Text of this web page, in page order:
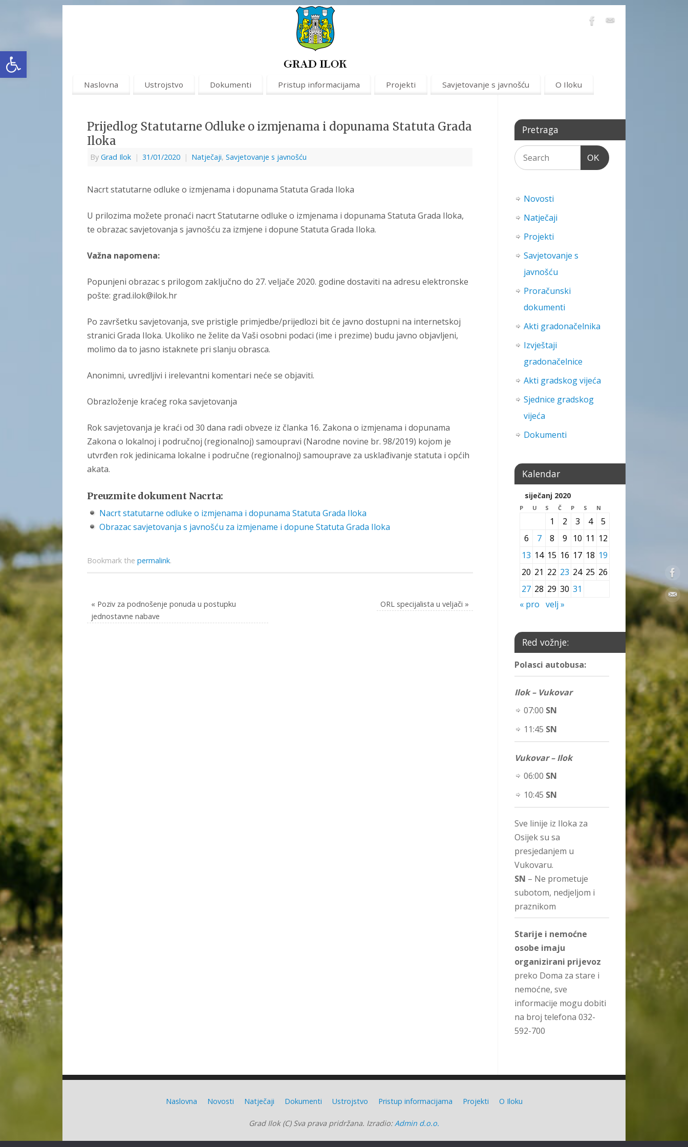
Open toolbar
Naslovna Ustrojstvo Dokumenti Pristup informacijama Projekti Savjetovanje s javnošću O Iloku
Prijedlog Statutarne Odluke o izmjenama i dopunama Statuta Grada
Iloka
By Grad Ilok | 31/01/2020 | Natječaji, Savjetovanje s javnošću
Nacrt statutarne odluke o izmjenama i dopunama Statuta Grada Iloka
U prilozima možete pronaći nacrt Statutarne odluke o izmjenama i dopunama Statuta Grada Iloka,
te obrazac savjetovanja s javnošću za izmjene i dopune Statuta Grada Iloka.
Važna napomena:
Popunjeni obrazac s prilogom zaključno do 27. veljače 2020. godine dostaviti na adresu elektronske
pošte: grad.ilok@ilok.hr
Po završetku savjetovanja, sve pristigle primjedbe/prijedlozi bit će javno dostupni na internetskoj
stranici Grada Iloka. Ukoliko ne želite da Vaši osobni podaci (ime i prezime) budu javno objavljeni,
molimo da to jasno istaknete pri slanju obrasca.
Anonimni, uvredljivi i irelevantni komentari neće se objaviti.
Obrazloženje kraćeg roka savjetovanja
Rok savjetovanja je kraći od 30 dana radi obveze iz članka 16. Zakona o izmjenama i dopunama
Zakona o lokalnoj i područnoj (regionalnoj) samoupravi (Narodne novine br. 98/2019) kojom je
utvrđen rok jedinicama lokalne i područne (regionalnoj) samouprave za usklađivanje statuta i općih
akata.
Preuzmite dokument Nacrta:
Nacrt statutarne odluke o izmjenama i dopunama Statuta Grada Iloka
Obrazac savjetovanja s javnošću za izmjename i dopune Statuta Grada Iloka
Bookmark the permalink.
« Poziv za podnošenje ponuda u postupku
jednostavne nabave
ORL specijalista u veljači »
Pretraga
OK
Novosti
Natječaji
Projekti
Savjetovanje s
javnošću
Proračunski
dokumenti
Akti gradonačelnika
Izvještaji
gradonačelnice
Akti gradskog vijeća
Sjednice gradskog
vijeća
Dokumenti
Kalendar
siječanj 2020
P U S Č P S N
1 2 3 4
5
6
7 8 9 10 11 12
13 14 15 16 17 18 19
20 21 22 23 24 25 26
27 28 29 30 31
« pro velj »
Red vožnje:
Polasci autobusa:
Ilok – Vukovar
07:00 SN
11:45 SN
Vukovar – Ilok
06:00 SN
10:45 SN
Sve linije iz Iloka za
Osijek su sa
presjedanjem u
Vukovaru.
SN – Ne prometuje
subotom, nedjeljom i
praznikom
Starije i nemoćne
osobe imaju
organizirani prijevoz
preko Doma za stare i
nemoćne, sve
informacije mogu dobiti
na broj telefona 032-
592-700
Naslovna Novosti Natječaji Dokumenti Ustrojstvo Pristup informacijama Projekti O Iloku
Grad Ilok (C) Sva prava pridržana. Izradio: Admin d.o.o.